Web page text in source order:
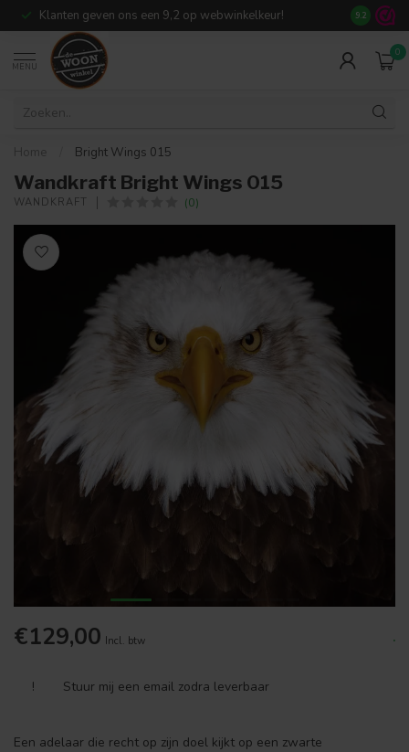
Klanten geven ons een 9,2 op webwinkelkeur! Meer dan
9.2
MENU
0
Home Bright Wings 015
Wandkraft Bright Wings 015
WANDKRAFT (0)
€129,00 Incl. btw .
! Stuur mij een email zodra leverbaar
Een adelaar die recht op zijn doel kijkt op een zwarte